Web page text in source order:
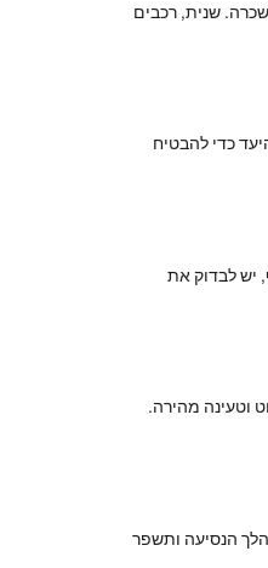
שנית, רכבים
כדי להבטיח
יש לבדוק את
וטעינה מהירה.
הנסיעה ותשפר